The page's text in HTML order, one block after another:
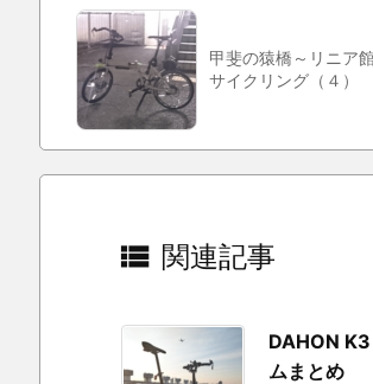
甲斐の猿橋～リニア
サイクリング（４）
 関連記事
DAHON
ムまとめ